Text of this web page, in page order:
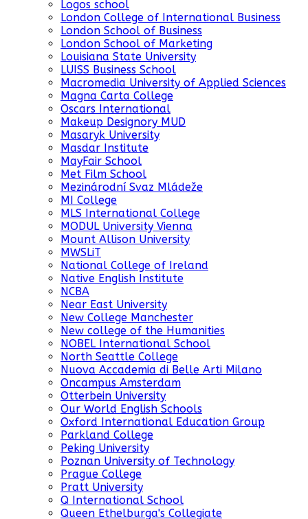
Logos school
London College of International Business
London School of Business
London School of Marketing
Louisiana State University
LUISS Business School
Macromedia University of Applied Sciences
Magna Carta College
Oscars International
Makeup Designory MUD
Masaryk University
Masdar Institute
MayFair School
Met Film School
Mezinárodní Svaz Mládeže
MI College
MLS International College
MODUL University Vienna
Mount Allison University
MWSLiT
National College of Ireland
Native English Institute
NCBA
Near East University
New College Manchester
New college of the Humanities
NOBEL International School
North Seattle College
Nuova Accademia di Belle Arti Milano
Oncampus Amsterdam
Otterbein University
Our World English Schools
Oxford International Education Group
Parkland College
Peking University
Poznan University of Technology
Prague College
Pratt University
Q International School
Queen Ethelburga's Collegiate